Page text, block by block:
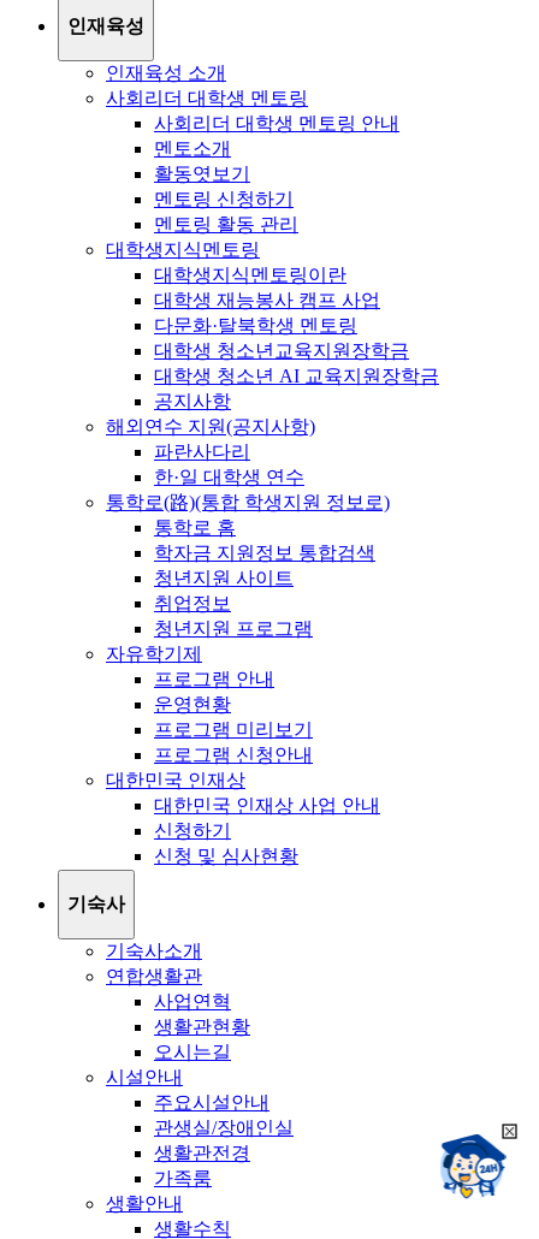
인재육성
인재육성 소개
사회리더 대학생 멘토링
사회리더 대학생 멘토링 안내
멘토소개
활동엿보기
멘토링 신청하기
멘토링 활동 관리
대학생지식멘토링
대학생지식멘토링이란
대학생 재능봉사 캠프 사업
다문화·탈북학생 멘토링
대학생 청소년교육지원장학금
대학생 청소년 AI 교육지원장학금
공지사항
해외연수 지원(공지사항)
파란사다리
한·일 대학생 연수
통학로(路)(통합 학생지원 정보로)
통학로 홈
학자금 지원정보 통합검색
청년지원 사이트
취업정보
청년지원 프로그램
자유학기제
프로그램 안내
운영현황
프로그램 미리보기
프로그램 신청안내
대한민국 인재상
대한민국 인재상 사업 안내
신청하기
신청 및 심사현황
기숙사
기숙사소개
연합생활관
사업연혁
생활관현황
오시는길
시설안내
주요시설안내
관생실/장애인실
생활관전경
가족룸
생활안내
생활수칙
챗봇상담:
24시
채팅상담:
9시~18시
희